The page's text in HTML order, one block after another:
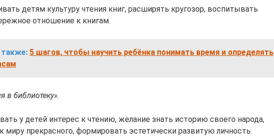
детям культуру чтения книг, расширять кругозор, воспитывать
отношение к книгам.
5 шагов, чтобы научить ребёнка понимать время и определять
в библиотеку».
у детей интерес к чтению, желание знать историю своего народа,
миру прекрасного, формировать эстетически развитую личность.